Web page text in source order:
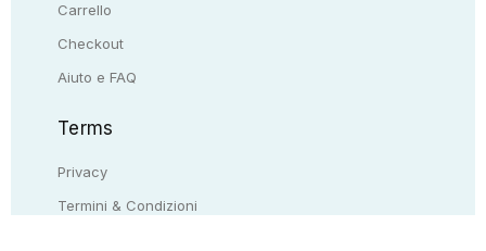
Carrello
Checkout
Aiuto e FAQ
Terms
Privacy
Termini & Condizioni